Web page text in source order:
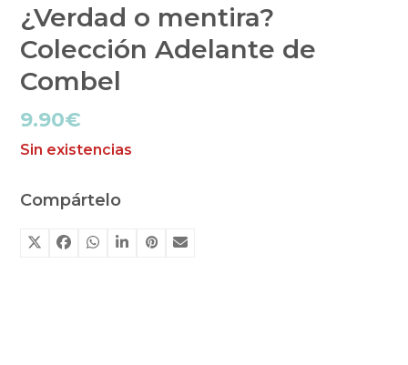
¿Verdad o mentira?
Colección Adelante de
Combel
9.90€
Sin existencias
Compártelo